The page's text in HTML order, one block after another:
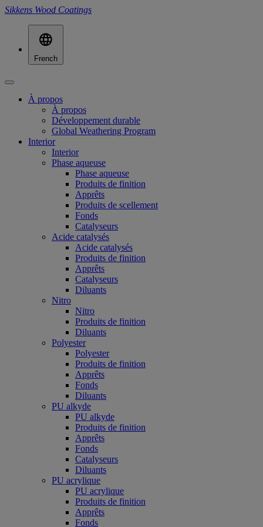
Sikkens Wood Coatings
French
À propos
À propos
Développement durable
Global Weathering Program
Interior
Interior
Phase aqueuse
Phase aqueuse
Produits de finition
Apprêts
Produits de scellement
Fonds
Catalyseurs
Acide catalysés
Acide catalysés
Produits de finition
Apprêts
Catalyseurs
Diluants
Nitro
Nitro
Produits de finition
Diluants
Polyester
Polyester
Produits de finition
Apprêts
Fonds
Diluants
PU alkyde
PU alkyde
Produits de finition
Apprêts
Fonds
Catalyseurs
Diluants
PU acrylique
PU acrylique
Produits de finition
Apprêts
Fonds